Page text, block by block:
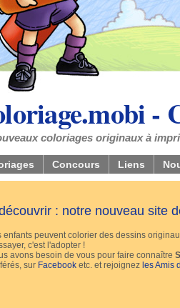
-
coloriages originaux à
Concours Liens
: notre nouveau site
enfants peuvent colorier des dessins
c'est l'adopter !
avons besoin de vous pour faire connaître
sur Facebook etc. et rejoignez les Amis